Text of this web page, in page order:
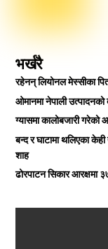
भर्खरै
रहेनन् लियोनल मेस्सीका
ओमानमा नेपाली उत्पादनको
ग्यासमा कालोबजारी
बन्द र घाटामा थलिएका
शाह
ढोरपाटन सिकार आरक्षमा